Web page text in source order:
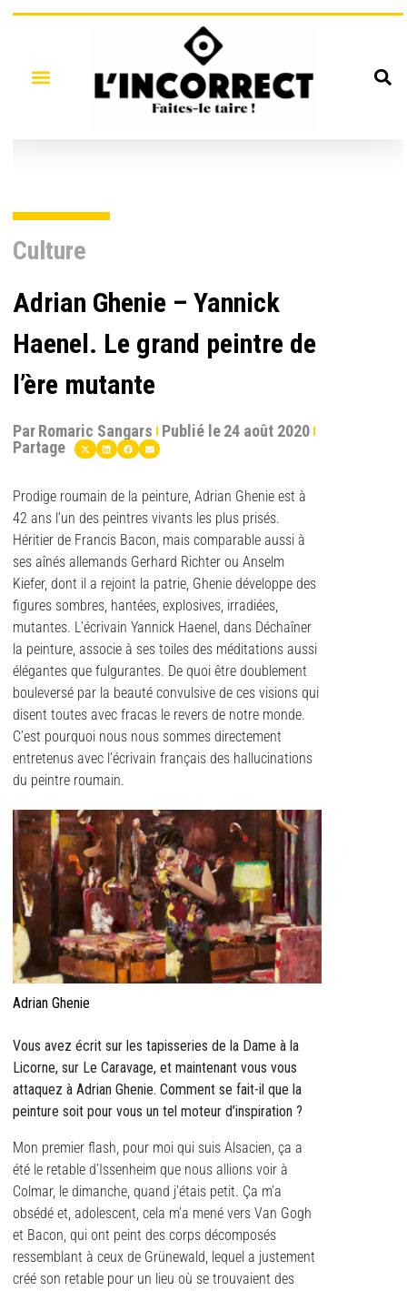
Culture
Adrian Ghenie – Yannick
Haenel. Le grand peintre de
l’ère mutante
ParRomaric Sangars Publié le24 août 2020
Partage
Prodige roumain de la peinture, Adrian Ghenie est à
42 ans l’un des peintres vivants les plus prisés.
Héritier de Francis Bacon, mais comparable aussi à
ses aînés allemands Gerhard Richter ou Anselm
Kiefer, dont il a rejoint la patrie, Ghenie développe des
figures sombres, hantées, explosives, irradiées,
mutantes. L’écrivain Yannick Haenel, dans Déchaîner
la peinture, associe à ses toiles des méditations aussi
élégantes que fulgurantes. De quoi être doublement
bouleversé par la beauté convulsive de ces visions qui
disent toutes avec fracas le revers de notre monde.
C’est pourquoi nous nous sommes directement
entretenus avec l’écrivain français des hallucinations
du peintre roumain.
Adrian Ghenie
Vous avez écrit sur les tapisseries de la Dame à la
Licorne, sur Le Caravage, et maintenant vous vous
attaquez à Adrian Ghenie. Comment se fait-il que la
peinture soit pour vous un tel moteur d’inspiration ?
Mon premier flash, pour moi qui suis Alsacien, ça a
été le retable d’Issenheim que nous allions voir à
Colmar, le dimanche, quand j’étais petit. Ça m’a
obsédé et, adolescent, cela m’a mené vers Van Gogh
et Bacon, qui ont peint des corps décomposés
ressemblant à ceux de Grünewald, lequel a justement
créé son retable pour un lieu où se trouvaient des